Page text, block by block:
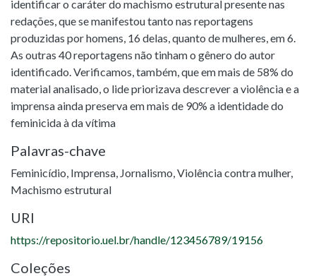
identificar o caráter do machismo estrutural presente nas
redações, que se manifestou tanto nas reportagens
produzidas por homens, 16 delas, quanto de mulheres, em 6.
As outras 40 reportagens não tinham o gênero do autor
identificado. Verificamos, também, que em mais de 58% do
material analisado, o lide priorizava descrever a violência e a
imprensa ainda preserva em mais de 90% a identidade do
feminicida à da vítima
Palavras-chave
Feminicídio, Imprensa, Jornalismo,Violência contra mulher,
Machismo estrutural
URI
https://repositorio.uel.br/handle/123456789/19156
Coleções